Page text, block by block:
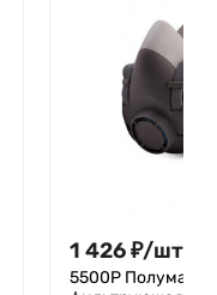
1 426₽/шт.
5500P